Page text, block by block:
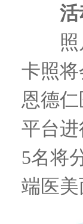
活
照片
卡照
恩德
平台
5名将
端医